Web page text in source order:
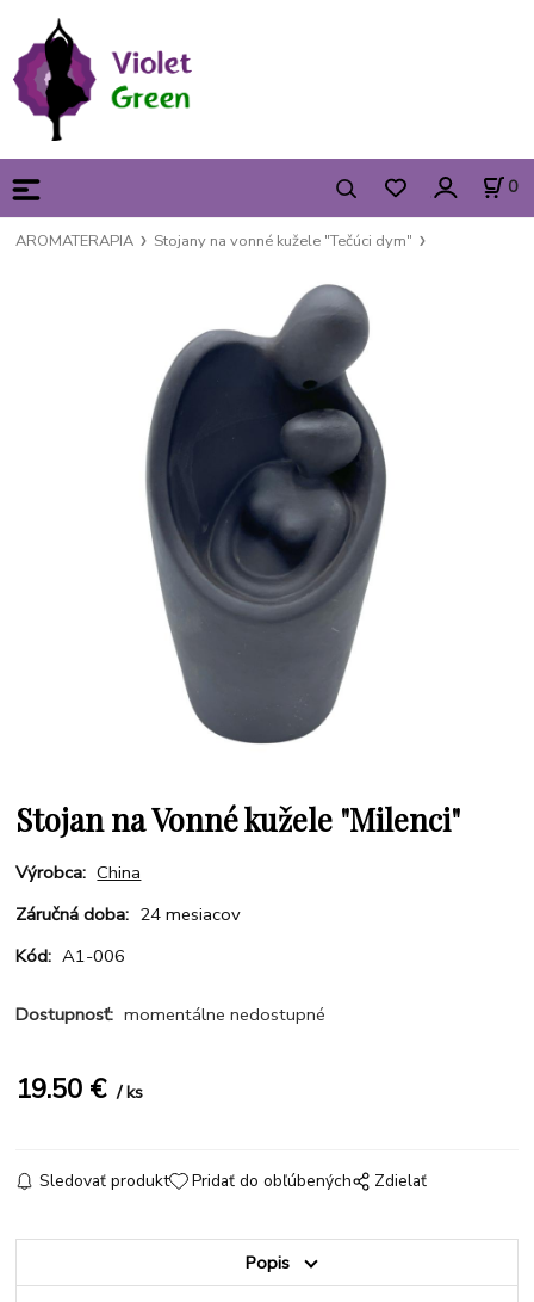
0
AROMATERAPIA Stojany na vonné kužele "Tečúci dym"
Stojan na Vonné kužele "Milenci"
Výrobca: China
Záručná doba: 24 mesiacov
Kód: A1-006
Dostupnosť: momentálne nedostupné
19.50 € ks
Sledovať produkt Pridať do obľúbených Zdielať
Popis